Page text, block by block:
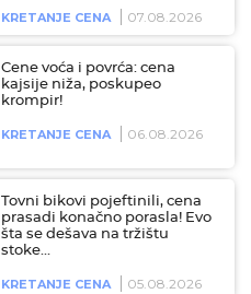
KRETANJE CENA 07.08.2026
Cene voća i povrća: cena
kajsije niža, poskupeo
krompir!
KRETANJE CENA 06.08.2026
Tovni bikovi pojeftinili, cena
prasadi konačno porasla! Evo
šta se dešava na tržištu
stoke…
KRETANJE CENA 05.08.2026